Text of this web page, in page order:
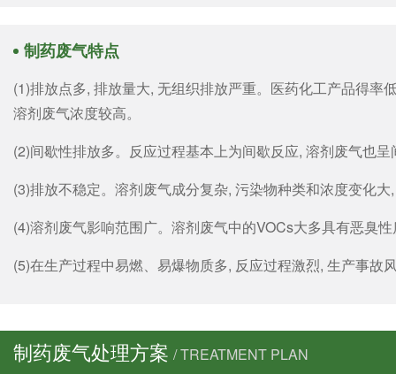
制药废气特点
(1)排放点多, 排放量大, 无组织排放严重。医药化工产品得
溶剂废气浓度较高。
(2)间歇性排放多。反应过程基本上为间歇反应, 溶剂废气也
(3)排放不稳定。溶剂废气成分复杂, 污染物种类和浓度变化
(4)溶剂废气影响范围广。溶剂废气中的VOCs大多具有恶臭
(5)在生产过程中易燃、易爆物质多, 反应过程激烈, 生产事故
制药废气处理方案 / TREATMENT PLAN